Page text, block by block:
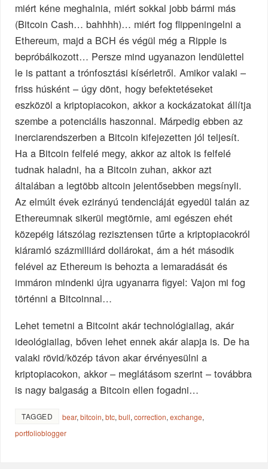
miért kéne meghalnia, miért sokkal jobb bármi más
(Bitcoin Cash… bahhhh)… miért fog flippeningelni a
Ethereum, majd a BCH és végül még a Ripple is
bepróbálkozott… Persze mind ugyanazon lendülettel
le is pattant a trónfosztási kísérletről. Amikor valaki –
friss húsként – úgy dönt, hogy befektetéseket
eszközöl a kriptopiacokon, akkor a kockázatokat állítja
szembe a potenciális haszonnal. Márpedig ebben az
inerciarendszerben a Bitcoin kifejezetten jól teljesít.
Ha a Bitcoin felfelé megy, akkor az altok is felfelé
tudnak haladni, ha a Bitcoin zuhan, akkor azt
általában a legtöbb altcoin jelentősebben megsínyli.
Az elmúlt évek ezirányú tendenciáját egyedül talán az
Ethereumnak sikerül megtörnie, ami egészen ehét
közepéig látszólag rezisztensen tűrte a kriptopiacokról
kiáramló százmilliárd dollárokat, ám a hét második
felével az Ethereum is behozta a lemaradását és
immáron mindenki újra ugyanarra figyel: Vajon mi fog
történni a Bitcoinnal…
Lehet temetni a Bitcoint akár technológiailag, akár
ideológiailag, bőven lehet ennek akár alapja is. De ha
valaki rövid/közép távon akar érvényesülni a
kriptopiacokon, akkor – meglátásom szerint – továbbra
is nagy balgaság a Bitcoin ellen fogadni…
TAGGED bear,bitcoin,btc,bull,correction,exchange,
portfolioblogger